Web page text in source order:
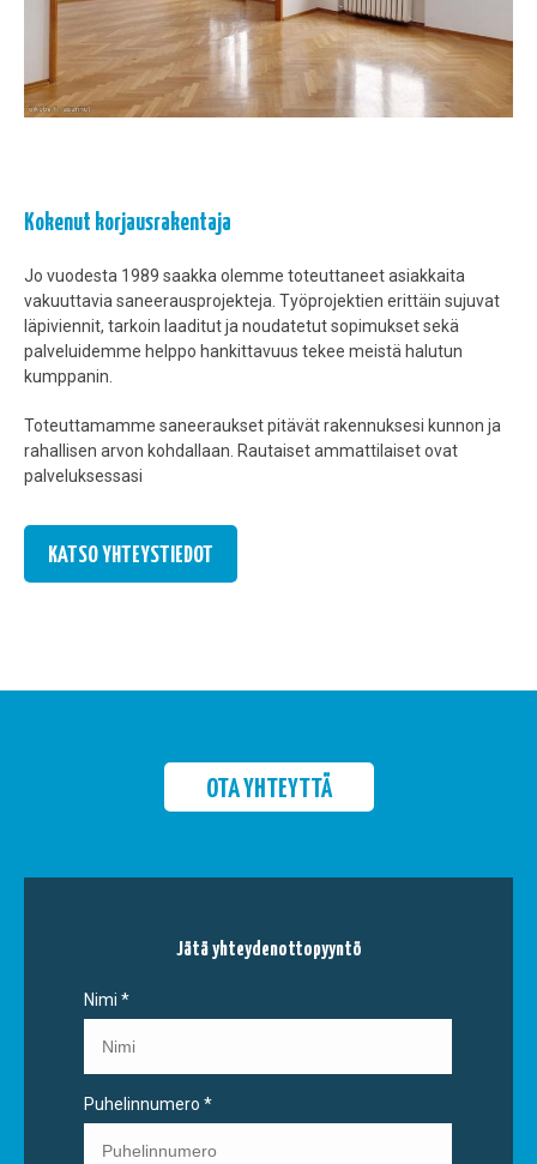
Kokenut korjausrakentaja
Jo vuodesta 1989 saakka olemme toteuttaneet asiakkaita
vakuuttavia saneerausprojekteja. Työprojektien erittäin sujuvat
läpiviennit, tarkoin laaditut ja noudatetut sopimukset sekä
palveluidemme helppo hankittavuus tekee meistä halutun
kumppanin.
Toteuttamamme saneeraukset pitävät rakennuksesi kunnon ja
rahallisen arvon kohdallaan. Rautaiset ammattilaiset ovat
palveluksessasi
KATSO YHTEYSTIEDOT
OTA YHTEYTTÄ
Jätä yhteydenottopyyntö
Nimi *
Puhelinnumero *